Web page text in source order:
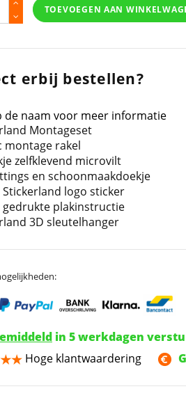
TOEVOEGEN AAN
erbij bestellen?
de naam voor meer informatie
Montageset
montage rakel
zelfklevend microvilt
en schoonmaakdoekje
Stickerland logo sticker
gedrukte plakinstructie
3D sleutelhanger
in 5 werkdagen
Hoge klantwaardering